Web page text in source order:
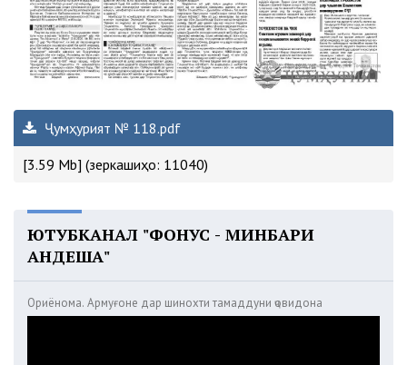
Ҷумҳурият № 118.pdf
[3.59 Mb] (зеркашиҳо: 11040)
ЮТУБКАНАЛ "ФОНУС - МИНБАРИ
АНДЕША"
Ориёнома. Армуғоне дар шинохти тамаддуни ҷовидона